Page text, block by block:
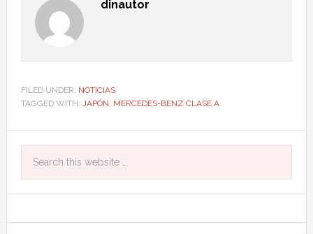
dinautor
FILED UNDER: NOTICIAS
TAGGED WITH: JAPÓN, MERCEDES-BENZ CLASE A